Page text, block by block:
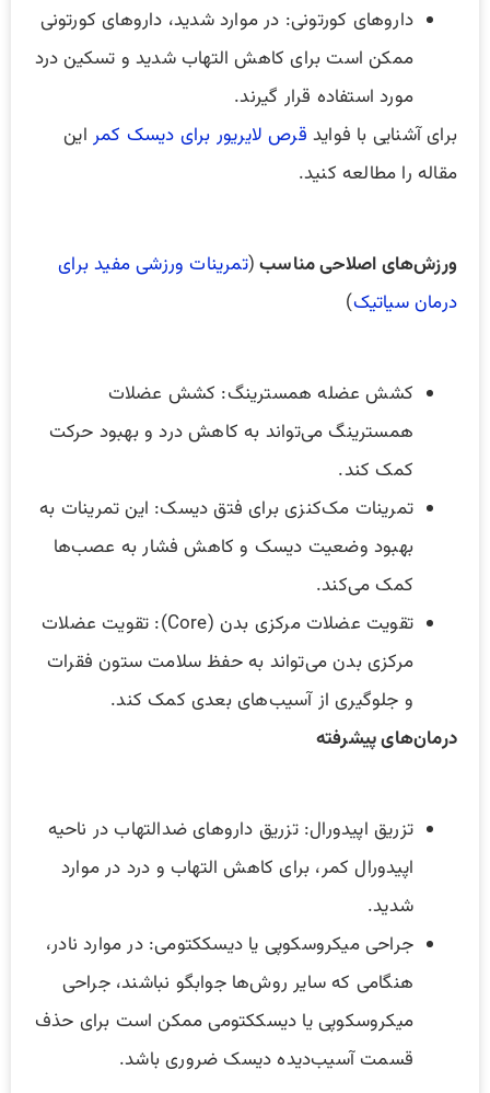
داروهای کورتونی: در موارد شدید، داروهای کورتونی
ممکن است برای کاهش التهاب شدید و تسکین درد
مورد استفاده قرار گیرند.
برای آشنایی با فواید قرص لایریور برای دیسک کمر این
مقاله را مطالعه کنید.
ورزش‌های اصلاحی مناسب(تمرینات ورزشی مفید برای
درمان سیاتیک)
کشش عضله همسترینگ: کشش عضلات
همسترینگ می‌تواند به کاهش درد و بهبود حرکت
کمک کند.
تمرینات مک‌کنزی برای فتق دیسک: این تمرینات به
بهبود وضعیت دیسک و کاهش فشار به عصب‌ها
کمک می‌کند.
تقویت عضلات مرکزی بدن (Core): تقویت عضلات
مرکزی بدن می‌تواند به حفظ سلامت ستون فقرات
و جلوگیری از آسیب‌های بعدی کمک کند.
درمان‌های پیشرفته
تزریق اپیدورال: تزریق داروهای ضدالتهاب در ناحیه
اپیدورال کمر، برای کاهش التهاب و درد در موارد
شدید.
جراحی میکروسکوپی یا دیسککتومی: در موارد نادر،
هنگامی که سایر روش‌ها جوابگو نباشند، جراحی
میکروسکوپی یا دیسککتومی ممکن است برای حذف
قسمت آسیب‌دیده دیسک ضروری باشد.